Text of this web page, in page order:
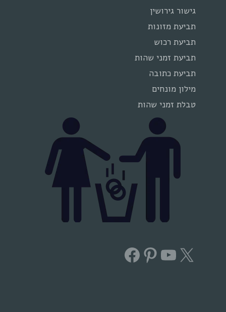
גישור גירושין
תביעת מזונות
תביעת רכוש
תביעת זמני שהות
תביעת כתובה
מילון מונחים
טבלת זמני שהות
X
YouTube
Pinterest
Facebook